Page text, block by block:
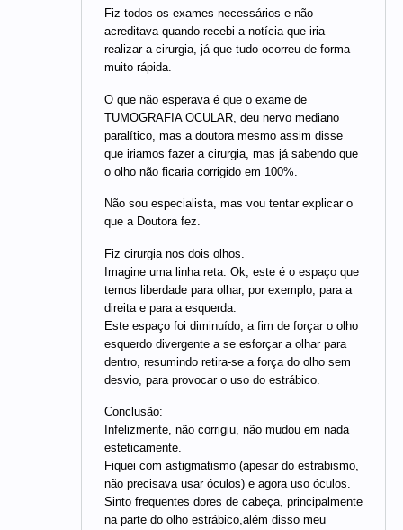
Fiz todos os exames necessários e não
acreditava quando recebi a notícia que iria
realizar a cirurgia, já que tudo ocorreu de forma
muito rápida.
O que não esperava é que o exame de
TUMOGRAFIA OCULAR, deu nervo mediano
paralítico, mas a doutora mesmo assim disse
que iriamos fazer a cirurgia, mas já sabendo que
o olho não ficaria corrigido em 100%.
Não sou especialista, mas vou tentar explicar o
que a Doutora fez.
Fiz cirurgia nos dois olhos.
Imagine uma linha reta. Ok, este é o espaço que
temos liberdade para olhar, por exemplo, para a
direita e para a esquerda.
Este espaço foi diminuído, a fim de forçar o olho
esquerdo divergente a se esforçar a olhar para
dentro, resumindo retira-se a força do olho sem
desvio, para provocar o uso do estrábico.
Conclusão:
Infelizmente, não corrigiu, não mudou em nada
esteticamente.
Fiquei com astigmatismo (apesar do estrabismo,
não precisava usar óculos) e agora uso óculos.
Sinto frequentes dores de cabeça, principalmente
na parte do olho estrábico,além disso meu